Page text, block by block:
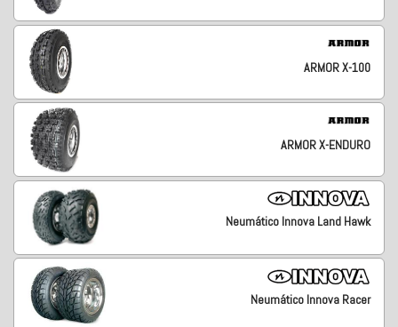
ARMOR X-100
ARMOR X-ENDURO
Neumático Innova Land Hawk
Neumático Innova Racer